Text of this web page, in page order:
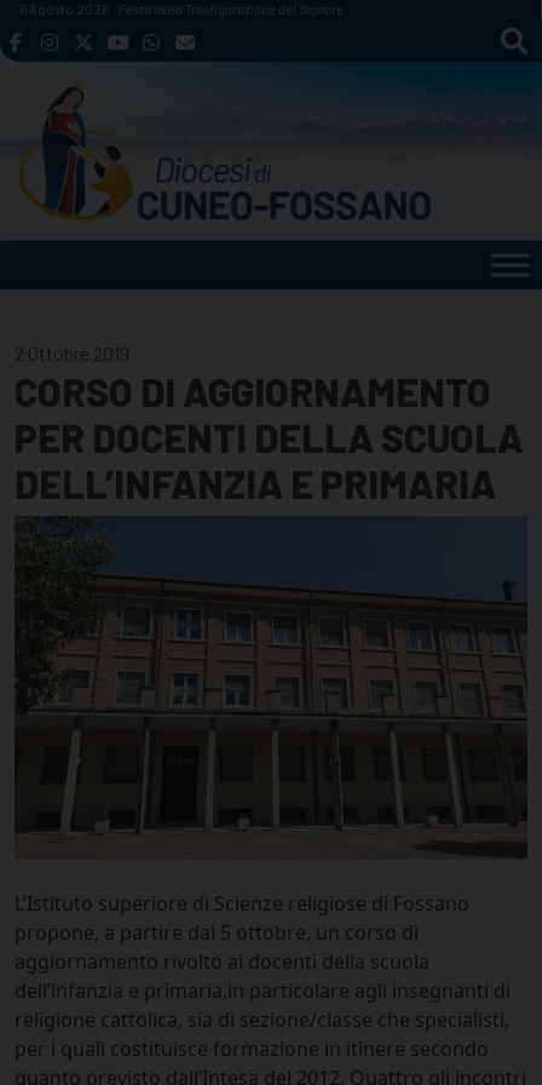
Skip
to
6 Agosto 2026 Festa della Trasfigurazione del Signore
2 Ottobre 2019
CORSO DI AGGIORNAMENTO
PER DOCENTI DELLA SCUOLA
DELL’INFANZIA E PRIMARIA
L’Istituto superiore di Scienze religiose di Fossano
propone, a partire dal 5 ottobre, un corso di
aggiornamento rivolto ai docenti della scuola
dell’infanzia e primaria,in particolare agli insegnanti di
religione cattolica, sia di sezione/classe che specialisti,
per i quali costituisce formazione in itinere secondo
quanto previsto dall’Intesa del 2012. Quattro gli incontri